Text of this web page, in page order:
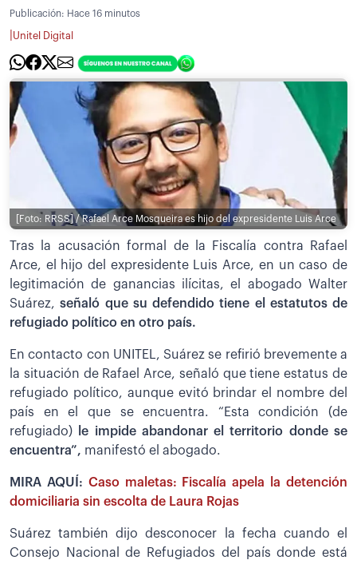
Publicación: Hace 16 minutos
Unitel Digital
[Foto: RRSS] / Rafael Arce Mosqueira es hijo del expresidente Luis Arce
Tras la acusación formal de la Fiscalía contra Rafael
Arce, el hijo del expresidente Luis Arce, en un caso de
legitimación de ganancias ilícitas, el abogado Walter
Suárez,señaló que su defendido tiene el estatutos de
refugiado político en otro país.
En contacto con UNITEL, Suárez se refirió brevemente a
la situación de Rafael Arce, señaló que tiene estatus de
refugiado político, aunque evitó brindar el nombre del
país en el que se encuentra. “Esta condición (de
refugiado) le impide abandonar el territorio donde se
encuentra”, manifestó el abogado.
MIRA AQUÍ: Caso maletas: Fiscalía apela la detención
domiciliaria sin escolta de Laura Rojas
Suárez también dijo desconocer la fecha cuando el
Consejo Nacional de Refugiados del país donde está